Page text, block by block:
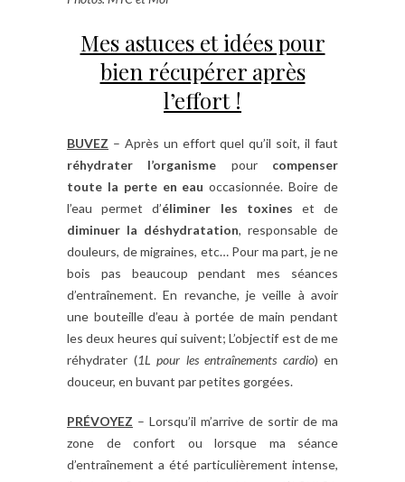
Mes astuces et idées pour
bien récupérer après
l’effort !
BUVEZ – Après un effort quel qu’il soit, il faut
réhydrater l’organisme pour compenser
toute la perte en eau occasionnée.Boire de
l’eau permet d’éliminer les toxines et de
diminuer la déshydratation, responsable de
douleurs, de migraines, etc…Pour ma part, je ne
bois pas beaucoup pendant mes séances
d’entraînement. En revanche, je veille à avoir
une bouteille d’eau à portée de main pendant
les deux heures qui suivent; L’objectif est de me
réhydrater (1L pour les entraînements cardio) en
douceur, en buvant par petites gorgées.
PRÉVOYEZ – Lorsqu’il m’arrive de sortir de ma
zone de confort ou lorsque ma séance
d’entraînement a été particulièrement intense,